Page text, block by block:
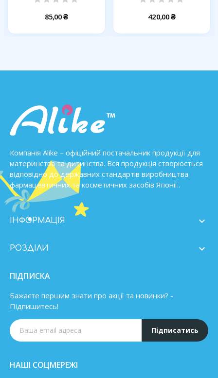
85,00 ₴ 420,00 ₴
Компанія Alike – офіційний постачальник продукції для
материнства та дитинства. Вся продукція створюється
відповідно до державних стандартів виробництва
фармацевтичних та косметичних засобів Японії..
ІНФОРМАЦІЯ 
РОЗДІЛИ 
ПІДПИСКА
Бажаєте першим знати про акції та новинки? -
Підпишитесь!
Підписатись
НАШІ СОЦМЕРЕЖІ